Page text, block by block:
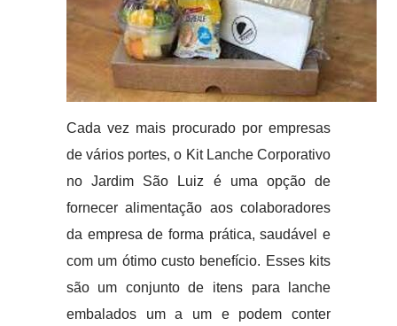
Cada vez mais procurado por empresas
de vários portes, o Kit Lanche Corporativo
no Jardim São Luiz é uma opção de
fornecer alimentação aos colaboradores
da empresa de forma prática, saudável e
com um ótimo custo benefício. Esses kits
são um conjunto de itens para lanche
embalados um a um e podem conter